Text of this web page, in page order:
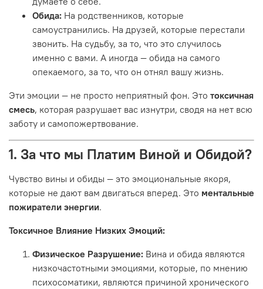
Обида: На родственников, которые
самоустранились. На друзей, которые перестали
звонить. На судьбу, за то, что это случилось
именно с вами. А иногда — обида на самого
опекаемого, за то, что он отнял вашу жизнь.
Эти эмоции — не просто неприятный фон. Это токсичная
смесь, которая разрушает вас изнутри, сводя на нет всю
заботу и самопожертвование.
1. За что мы Платим Виной и Обидой?
Чувство вины и обиды — это эмоциональные якоря,
которые не дают вам двигаться вперед. Это ментальные
пожиратели энергии.
Токсичное Влияние Низких Эмоций:
Физическое Разрушение: Вина и обида являются
низкочастотными эмоциями, которые, по мнению
психосоматики, являются причиной хронического